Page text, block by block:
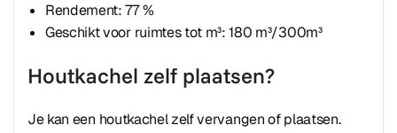
Rendement: 77 %
Geschikt voor ruimtes tot m³: 180 m³/300m³
Houtkachel zelf plaatsen?
Je kan een houtkachel zelf vervangen of plaatsen.